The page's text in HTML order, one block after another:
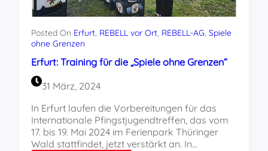
Posted On Erfurt, REBELL vor Ort, REBELL-AG, Spiele
ohne Grenzen
Erfurt: Training für die „Spiele ohne Grenzen“
31 März, 2024
In Erfurt laufen die Vorbereitungen für das
Internationale Pfingstjugendtreffen, das vom
17. bis 19. Mai 2024 im Ferienpark Thüringer
Wald stattfindet, jetzt verstärkt an. In…